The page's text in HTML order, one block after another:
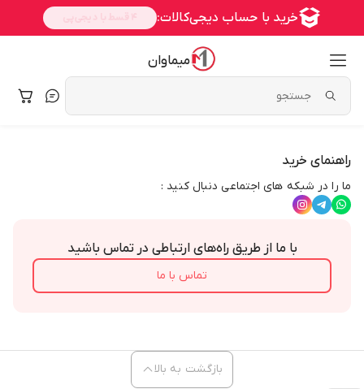
میماوان
راهنمای خرید
ما را در شبکه های اجتماعی دنبال کنید :
با ما از طریق راه‌های ارتباطی در تماس باشید
تماس با ما
بازگشت به بالا